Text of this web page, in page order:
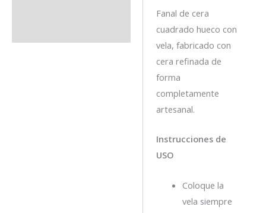
Fanal de cera
cuadrado hueco con
vela, fabricado con
cera refinada de
forma
completamente
artesanal.
Instrucciones de
USO
Coloque la
vela siempre